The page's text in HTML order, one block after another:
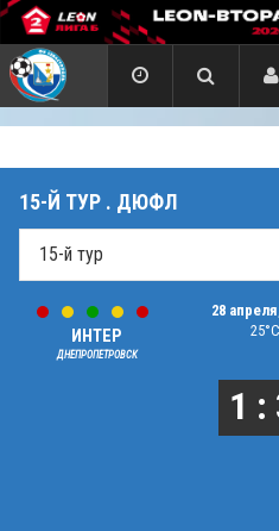
15-Й ТУР . ДЮФЛ
ИНТЕР
ДНЕПРОПЕТРОВСК
28
25°C
1 :